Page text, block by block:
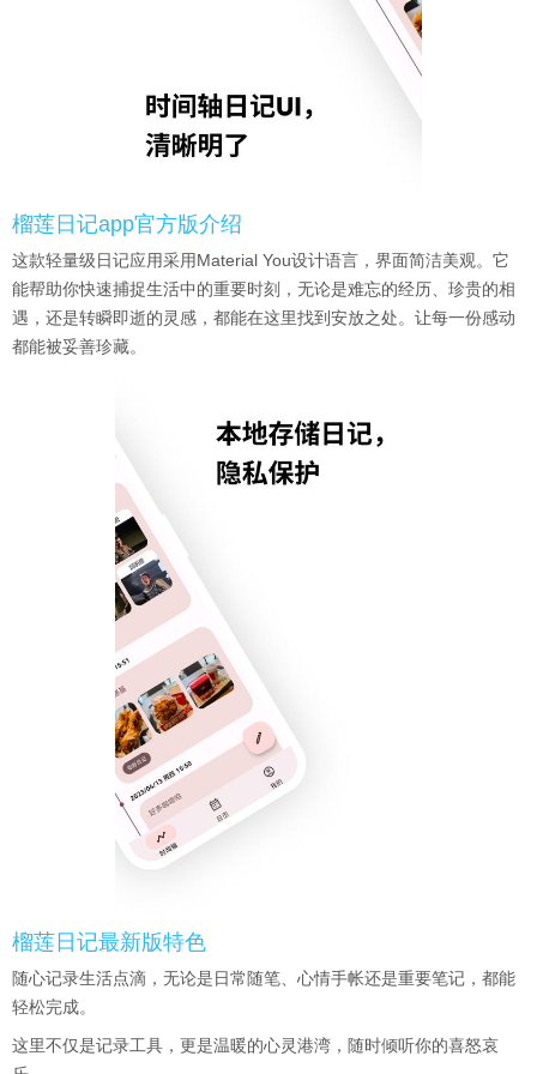
榴莲日记app官方版介绍
这款轻量级日记应用采用Material You设计语言，界面简洁美观。它
能帮助你快速捕捉生活中的重要时刻，无论是难忘的经历、珍贵的相
遇，还是转瞬即逝的灵感，都能在这里找到安放之处。让每一份感动
都能被妥善珍藏。
榴莲日记最新版特色
随心记录生活点滴，无论是日常随笔、心情手帐还是重要笔记，都能
轻松完成。
这里不仅是记录工具，更是温暖的心灵港湾，随时倾听你的喜怒哀